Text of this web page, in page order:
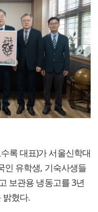
록 대표)가 서울신학대
인 유학생, 기숙사생들
보관용 냉동고를 3년
밝혔다.